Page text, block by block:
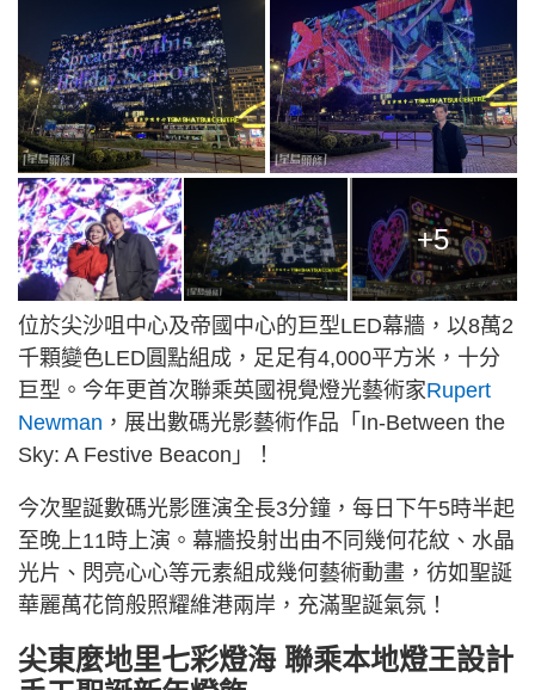
+5
位於尖沙咀中心及帝國中心的巨型LED幕牆，以8萬2
千顆變色LED圓點組成，足足有4,000平方米，十分
巨型。今年更首次聯乘英國視覺燈光藝術家Rupert
Newman ，展出數碼光影藝術作品「In-Between the
Sky: A Festive Beacon」！
今次聖誕數碼光影匯演全長3分鐘，每日下午5時半起
至晚上11時上演。幕牆投射出由不同幾何花紋、水晶
光片、閃亮心心等元素組成幾何藝術動畫，彷如聖誕
華麗萬花筒般照耀維港兩岸，充滿聖誕氣氛！
尖東麼地里七彩燈海 聯乘本地燈王設計